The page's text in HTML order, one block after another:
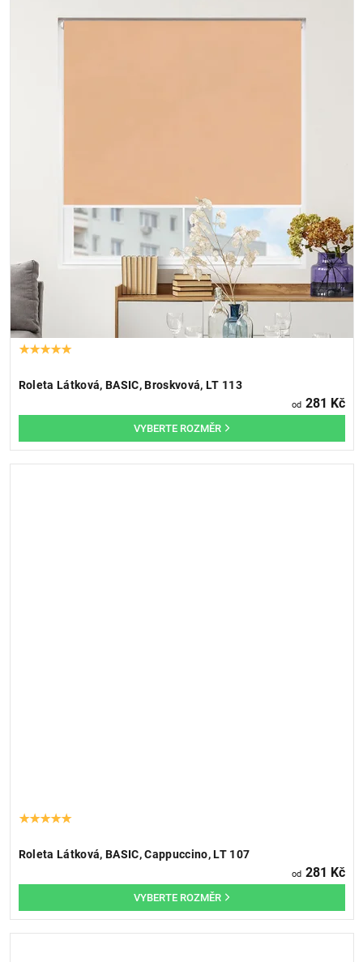
Roleta Látková, BASIC, Broskvová, LT 113
od 281 Kč
Roleta Látková, BASIC, Cappuccino, LT 107
od 281 Kč